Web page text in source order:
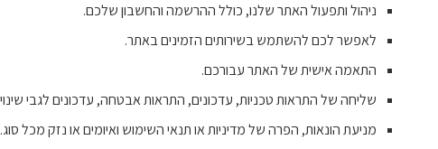
ניהול ותפעול האתר שלנו, כולל ההרשמה והחשבון שלכם.
לאפשר לכם להשתמש בשירותים הזמינים באתר.
התאמה אישית של האתר עבורכם.
שליחה של התראות טכניות, עדכונים, התראות אבטחה, עדכונים לגבי שינוי
מניעת הונאות, הפרה של מדיניות או תנאי השימוש ואיומים או נזק מכל סוג.